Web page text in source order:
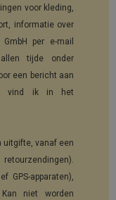
voor kleding,
informatie over
per e-mail
tijde onder
een bericht aan
vind ik in het
uitgifte, vanaf een
GPS-apparaten),
niet worden